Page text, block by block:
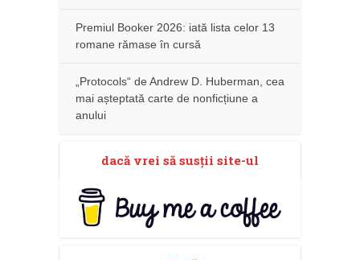
Premiul Booker 2026: iată lista celor 13
romane rămase în cursă
„Protocols“ de Andrew D. Huberman, cea
mai așteptată carte de nonficțiune a
anului
dacă vrei să susţii site-ul